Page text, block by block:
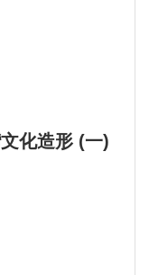
化造形 (一)